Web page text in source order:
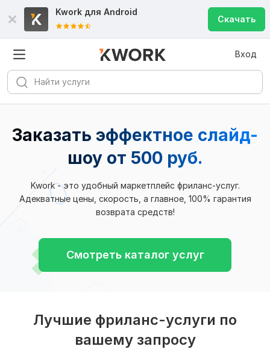
Kwork для Android
Скачать
Вход
Заказать эффектное слайд-
шоу от 500 руб.
Kwork - это удобный маркетплейс фриланс-услуг.
Адекватные цены, скорость, а главное, 100% гарантия
возврата средств!
Смотреть каталог услуг
Лучшие фриланс-услуги по
вашему запросу